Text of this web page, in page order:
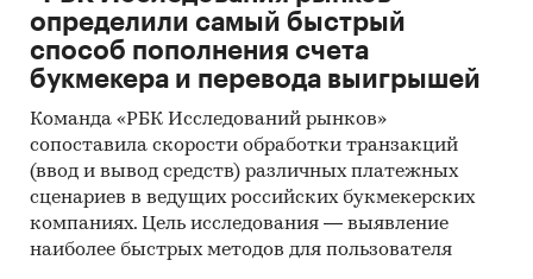
пользоваться ИТ-платформой составляет ***
семей. Максимальное количество заказов в
день через платформу может составлять *** ед.
5. Максимальное количество исполнителей и
медийных личностей, представленных на
платформе, оценивается в *** ед., из которых
категории «Музыкальная программа» и
«Ведущие» занимают ***% от общего
количества.
определили самый быстрый
способ пополнения счета
букмекера и перевода выигрышей
Команда «РБК Исследований рынков»
сопоставила скорости обработки транзакций
(ввод и вывод средств) различных платежных
сценариев в ведущих российских букмекерских
компаниях. Цель исследования — выявление
наиболее быстрых методов для пользователя